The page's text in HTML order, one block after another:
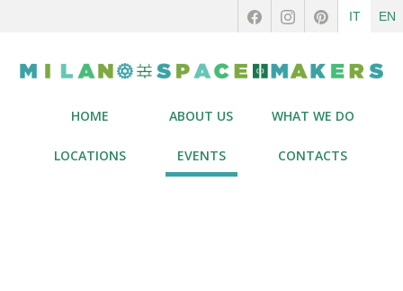
IT EN
HOME ABOUT US WHAT WE DO
LOCATIONS EVENTS CONTACTS